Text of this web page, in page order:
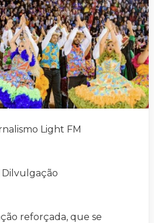
Light FM
Dilvulgação
reforçada, que se